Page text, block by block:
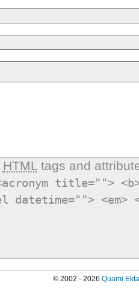
HTMLtags and
title="">
datetime="">
© 2002 - 2026 Quami